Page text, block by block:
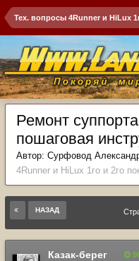
Ремонт
пошаговая
Автор: Сурфовод
4Runner и HiLux 1го и 2го
НАЗАД
Казак-берег